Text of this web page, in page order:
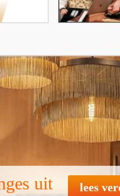
uit lees